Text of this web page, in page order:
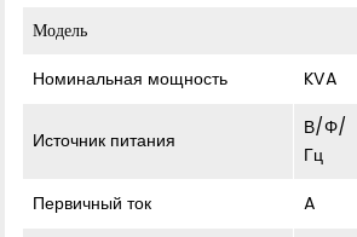
Модель
Номинальная мощность KVA
Источник питания
В/Φ/
Гц
Первичный ток A